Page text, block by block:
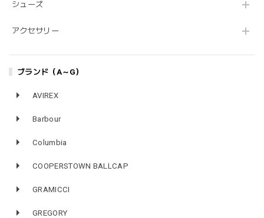
シューズ
アクセサリー
ブランド（A～G）
AVIREX
Barbour
Columbia
COOPERSTOWN BALLCAP
GRAMICCI
GREGORY